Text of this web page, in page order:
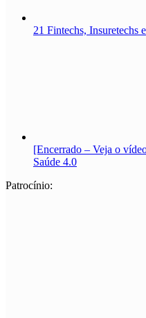
21 Fintechs, Insuretechs
[Encerrado – Veja o
Saúde 4.0
Patrocínio: